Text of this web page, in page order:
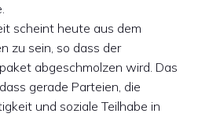
scheint heute aus dem
zu sein, so dass der
abgeschmolzen wird. Das
gerade Parteien, die
und soziale Teilhabe in